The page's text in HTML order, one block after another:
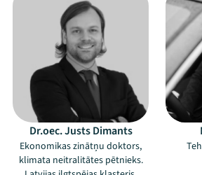
Dr.oec. Justs Dimants
Ekonomikas zinātņu doktors,
klimata neitralitātes pētnieks.